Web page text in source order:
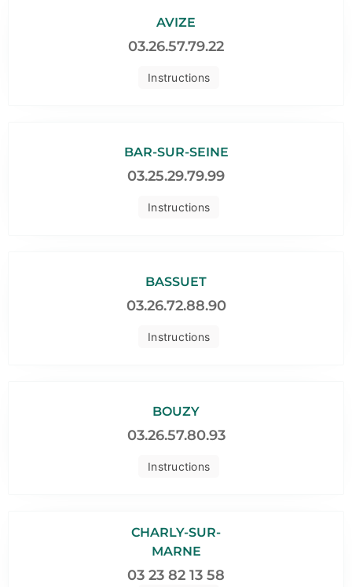
Instructions
AVIZE
03.26.57.79.22
Instructions
BAR-SUR-SEINE
03.25.29.79.99
Instructions
BASSUET
03.26.72.88.90
Instructions
BOUZY
03.26.57.80.93
CHARLY-SUR-
MARNE
03 23 82 13 58